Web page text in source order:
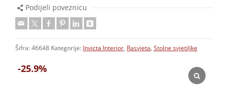
-25.9%
Podijeli poveznicu
Šifra: 46648 Kategorije: Invicta Interior, Rasvjeta, Stolne svjetiljke